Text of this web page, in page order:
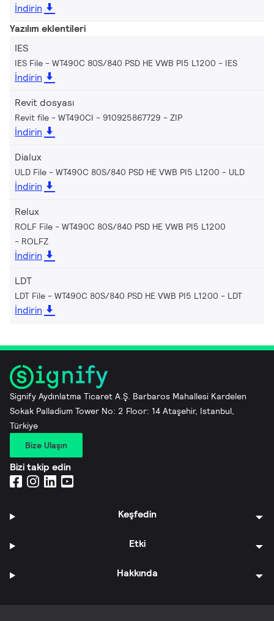
İndirin
Yazılım eklentileri
IES
IES File - WT490C 80S/840 PSD HE VWB PI5 L1200 IES
İndirin
Revit dosyası
Revit file - WT490CI - 910925867729 ZIP
İndirin
Dialux
ULD File - WT490C 80S/840 PSD HE VWB PI5 L1200 ULD
İndirin
Relux
ROLF File - WT490C 80S/840 PSD HE VWB PI5 L1200
ROLFZ
İndirin
LDT
LDT File - WT490C 80S/840 PSD HE VWB PI5 L1200 LDT
İndirin
Signify Aydınlatma Ticaret A.Ş. Barbaros Mahallesi Kardelen
Sokak Palladium Tower No: 2 Floor: 14 Ataşehir, Istanbul,
Türkiye
Bize Ulaşın
Bizi takip edin
Keşfedin
Etki
Hakkında